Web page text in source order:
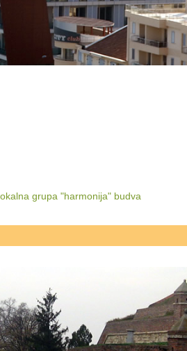
grupa "harmonija" budva